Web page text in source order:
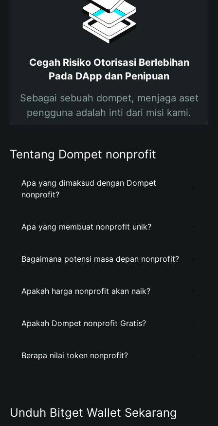
Cegah Risiko Otorisasi Berlebihan
Pada DApp dan Penipuan
Sebagai sebuah dompet, menjaga aset
pengguna adalah inti dari misi kami.
Tentang Dompet nonprofit
Apa yang dimaksud dengan Dompet
nonprofit?
Apa yang membuat nonprofit unik?
Bagaimana potensi masa depan nonprofit?
Apakah harga nonprofit akan naik?
Apakah Dompet nonprofit Gratis?
Berapa nilai token nonprofit?
Unduh Bitget Wallet Sekarang